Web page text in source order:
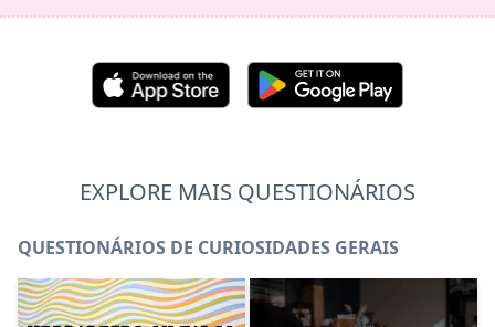
EXPLORE MAIS QUESTIONÁRIOS
QUESTIONÁRIOS DE CURIOSIDADES GERAIS